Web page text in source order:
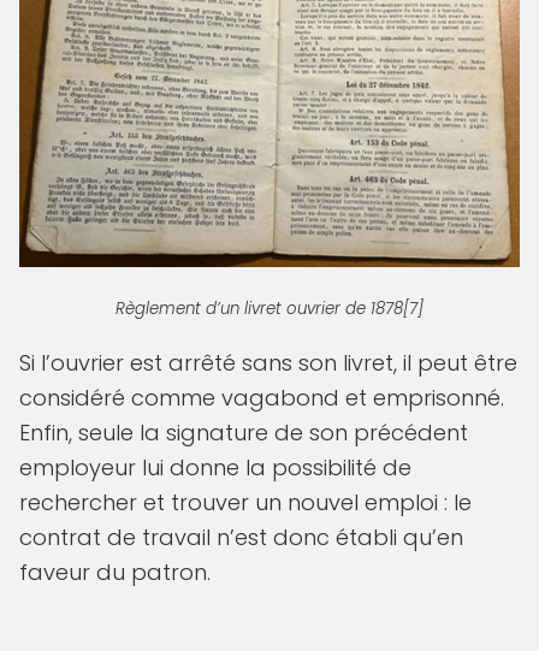
Règlement d’un livret ouvrier de 1878[7]
Si l’ouvrier est arrêté sans son livret, il peut être
considéré comme vagabond et emprisonné.
Enfin, seule la signature de son précédent
employeur lui donne la possibilité de
rechercher et trouver un nouvel emploi : le
contrat de travail n’est donc établi qu’en
faveur du patron.